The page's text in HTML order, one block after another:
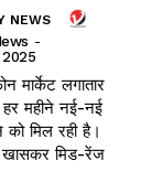
NEWS
-
2025
मार्केट लगातार
महीने नई-नई
मिल रही है।
मिड-रेंज